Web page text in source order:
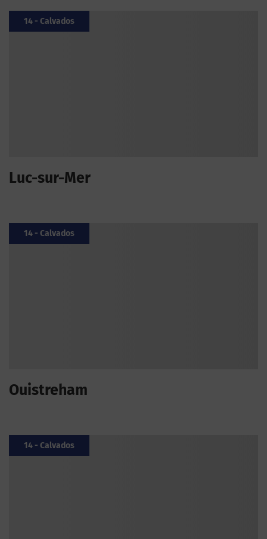
14 - Calvados
Luc-sur-Mer
14 - Calvados
Ouistreham
14 - Calvados